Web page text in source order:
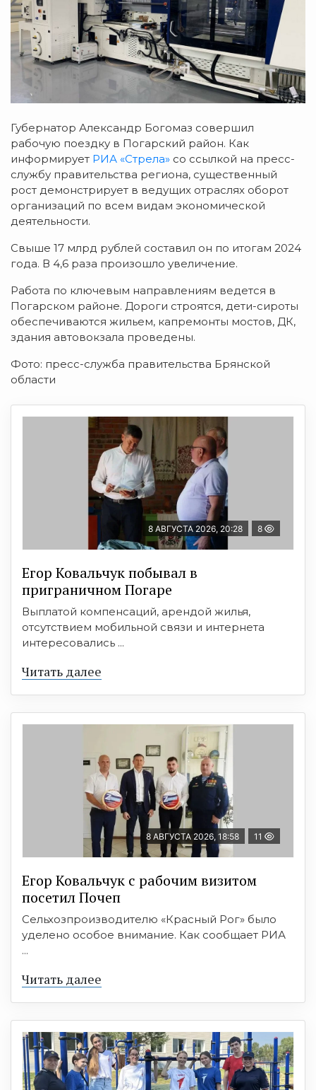
Губернатор Александр Богомаз совершил
рабочую поездку в Погарский район. Как
информирует РИА «Стрела» со ссылкой на пресс-
службу правительства региона, существенный
рост демонстрирует в ведущих отраслях оборот
организаций по всем видам экономической
деятельности.
Свыше 17 млрд рублей составил он по итогам 2024
года. В 4,6 раза произошло увеличение.
Работа по ключевым направлениям ведется в
Погарском районе. Дороги строятся, дети-сироты
обеспечиваются жильем, капремонты мостов, ДК,
здания автовокзала проведены.
Фото: пресс-служба правительства Брянской
области
8 АВГУСТА 2026, 20:28 8
Егор Ковальчук побывал в
приграничном Погаре
Выплатой компенсаций, арендой жилья,
отсутствием мобильной связи и интернета
интересовались ...
Читать далее
8 АВГУСТА 2026, 18:58 11
Егор Ковальчук с рабочим визитом
посетил Почеп
Сельхозпроизводителю «Красный Рог» было
уделено особое внимание. Как сообщает РИА
...
Читать далее